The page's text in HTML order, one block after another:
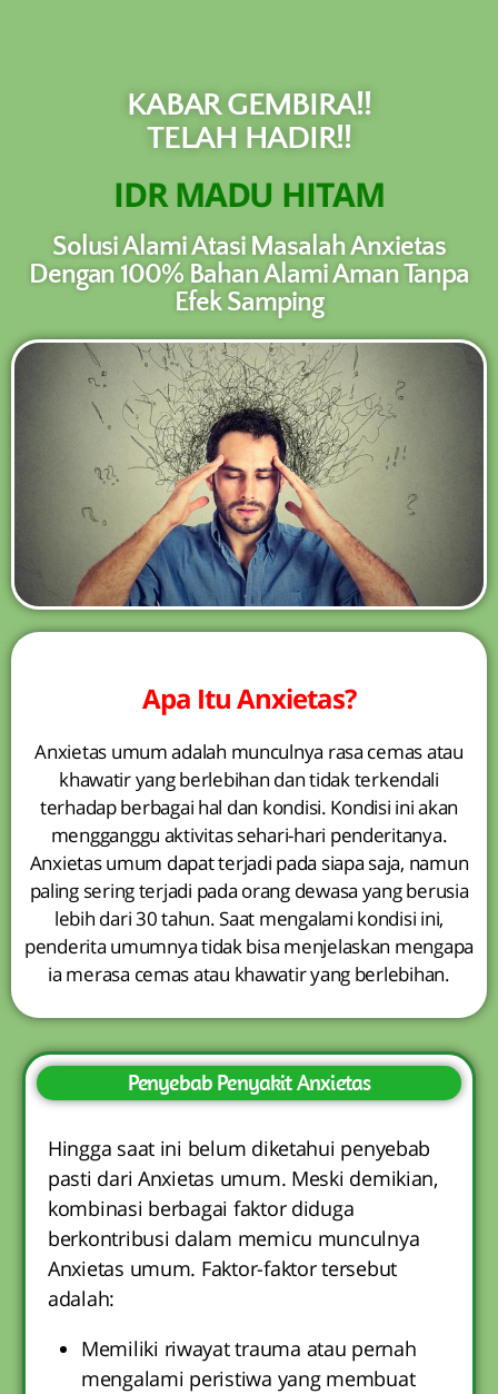
KABAR GEMBIRA!!
TELAH HADIR!!
IDR MADU HITAM
Solusi Alami Atasi Masalah Anxietas
Dengan 100% Bahan Alami Aman Tanpa
Efek Samping
Apa Itu Anxietas?
Anxietas umum adalah munculnya rasa cemas atau
khawatir yang berlebihan dan tidak terkendali
terhadap berbagai hal dan kondisi. Kondisi ini akan
mengganggu aktivitas sehari-hari penderitanya.
Anxietas umum dapat terjadi pada siapa saja, namun
paling sering terjadi pada orang dewasa yang berusia
lebih dari 30 tahun. Saat mengalami kondisi ini,
penderita umumnya tidak bisa menjelaskan mengapa
ia merasa cemas atau khawatir yang berlebihan.
Penyebab Penyakit Anxietas
Hingga saat ini belum diketahui penyebab
pasti dari Anxietas umum. Meski demikian,
kombinasi berbagai faktor diduga
berkontribusi dalam memicu munculnya
Anxietas umum. Faktor-faktor tersebut
adalah:
Memiliki riwayat trauma atau pernah
mengalami peristiwa yang membuat
TRANSFER SETELAH SAMPAI KE
REKENING KAMI)